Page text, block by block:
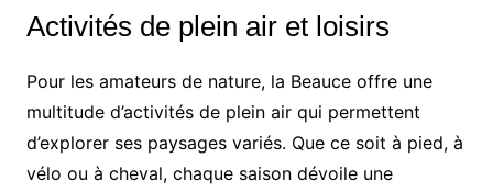
Activités de plein air et loisirs
Pour les amateurs de nature, la Beauce offre une
multitude d’activités de plein air qui permettent
d’explorer ses paysages variés. Que ce soit à pied, à
vélo ou à cheval, chaque saison dévoile une